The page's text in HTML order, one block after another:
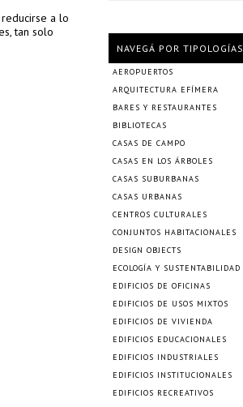
a lo
tan solo
NAVEGÁ POR TIPOLOGÍAS
AEROPUERTOS
ARQUITECTURA EFÍMERA
BARES Y RESTAURANTES
BIBLIOTECAS
CASAS DE CAMPO
CASAS EN LOS ÁRBOLES
CASAS SUBURBANAS
CASAS URBANAS
CENTROS CULTURALES
CONJUNTOS HABITACIONALES
DESIGN OBJECTS
ECOLOGÍA Y SUSTENTABILIDAD
EDIFICIOS DE OFICINAS
EDIFICIOS DE USOS MIXTOS
EDIFICIOS DE VIVIENDA
EDIFICIOS EDUCACIONALES
EDIFICIOS INDUSTRIALES
EDIFICIOS INSTITUCIONALES
EDIFICIOS RECREATIVOS